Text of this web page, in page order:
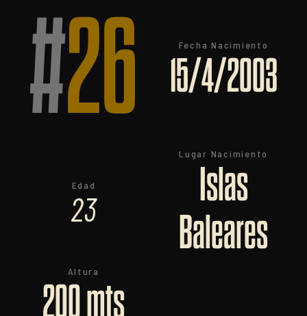
#26 Fecha Nacimiento
15/4/2003
Edad
23
Lugar Nacimiento
Islas
Baleares
Altura
200 mts